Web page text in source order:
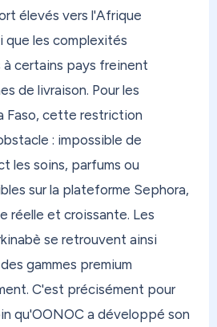
et économiques selon
colis qui s'accumulent chez un
— qui n'a ni le temps ni
en bureau de poste ?
dans un Mondial Relay, sans
Et si vous résidez dans les
votre colis sans taxe. Simple,
personne.
d'une réexpédition
en cas de casse ou
Plus. Prévisualisez vos
élevés vers l'Afrique
que les complexités
certains pays freinent
de livraison. Pour les
Faso, cette restriction
: impossible de
les soins, parfums ou
sur la plateforme Sephora,
réelle et croissante. Les
se retrouvent ainsi
gammes premium
C'est précisément pour
qu'OONOC a développé son